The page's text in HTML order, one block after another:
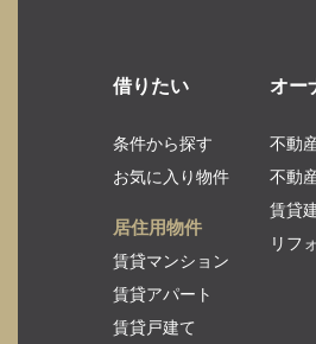
借りたい
条件から探す
お気に入り物件
居住用物件
賃貸マンション
賃貸アパート
賃貸戸建て
オー
不動
不動
賃貸
リフ